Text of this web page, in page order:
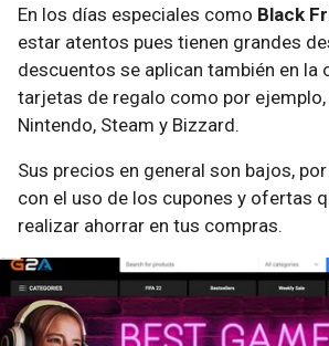
En los días especiales como Black
estar atentos pues tienen grandes
descuentos se aplican también en la
tarjetas de regalo como por ejemplo,
Nintendo, Steam y Bizzard.
Sus precios en general son bajos,
con el uso de los cupones y ofertas
realizar ahorrar en tus compras.